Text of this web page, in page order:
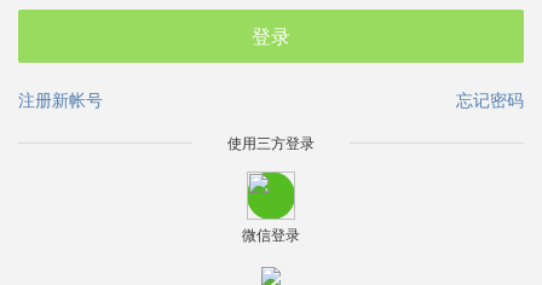
登录
忘记密码
注册新帐号
使用三方登录
微信登录